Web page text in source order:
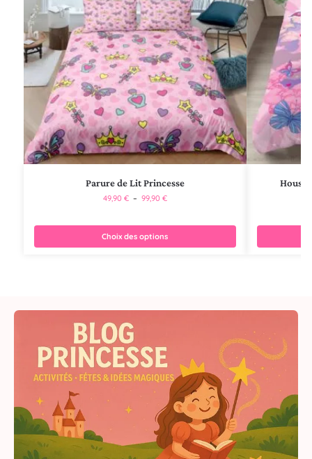
Parure de Lit Princesse
49,90 € – 99,90 €
Choix des options